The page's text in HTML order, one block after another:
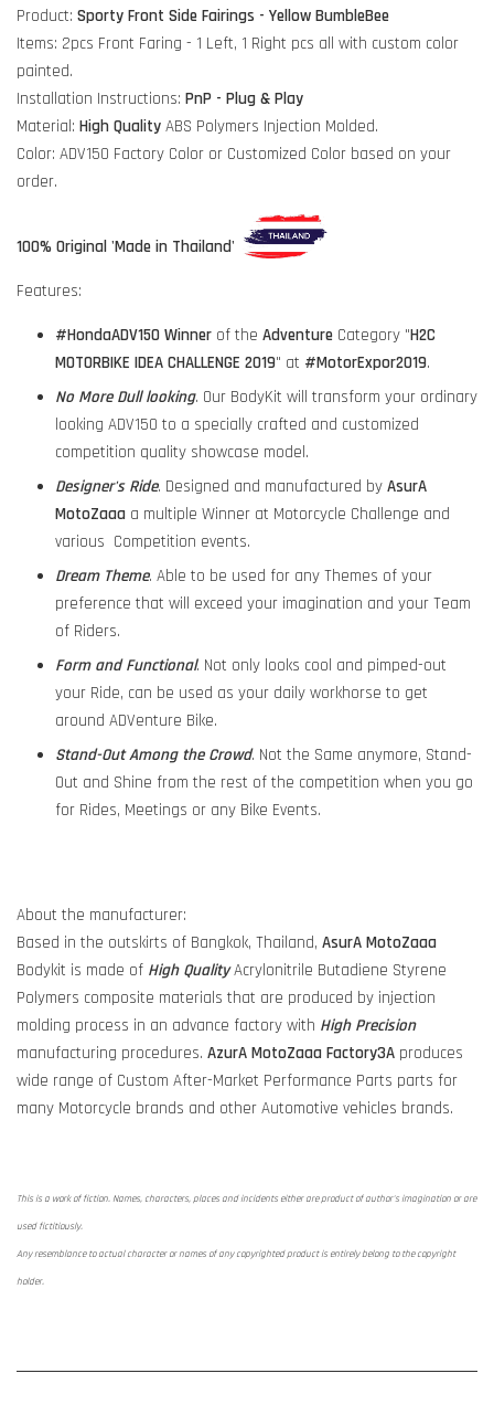
Product: Sporty Front Side Fairings - Yellow BumbleBee
Items: 2pcs Front Faring - 1 Left, 1 Right pcs all with custom color
painted.
Installation Instructions: PnP - Plug & Play
Material: High Quality ABS Polymers Injection Molded.
Color: ADV150 Factory Color or Customized Color based on your
order.
100% Original 'Made in Thailand'
Features:
#HondaADV150 Winner of the Adventure Category "H2C
MOTORBIKE IDEA CHALLENGE 2019" at #MotorExpor2019.
No More Dull looking. Our BodyKit will transform your ordinary
looking ADV150 to a specially crafted and customized
competition quality showcase model.
Designer's Ride. Designed and manufactured by AsurA
MotoZaaa a multiple Winner at Motorcycle Challenge and
various Competition events.
Dream Theme. Able to be used for any Themes of your
preference that will exceed your imagination and your Team
of Riders.
Form and Functional. Not only looks cool and pimped-out
your Ride, can be used as your daily workhorse to get
around ADVenture Bike.
Stand-Out Among the Crowd. Not the Same anymore, Stand-
Out and Shine from the rest of the competition when you go
for Rides, Meetings or any Bike Events.
About the manufacturer:
Based in the outskirts of Bangkok, Thailand, AsurA MotoZaaa
Bodykit is made of High QualityAcrylonitrile Butadiene Styrene
Polymers composite materials that are produced by injection
molding process in an advance factory with High Precision
manufacturing procedures. AzurA MotoZaaa Factory3A produces
wide range of Custom After-Market Performance Parts parts for
many Motorcycle brands and other Automotive vehicles brands.
This is a work of fiction. Names, characters, places and incidents either are product of author's imagination or are
used fictitiously.
Any resemblance to actual character or names of any copyrighted product is entirely belong to the copyright
holder.